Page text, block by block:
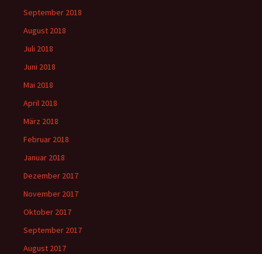
September 2018
August 2018
Juli 2018
Juni 2018
Mai 2018
April 2018
März 2018
Februar 2018
Januar 2018
Dezember 2017
November 2017
Oktober 2017
September 2017
August 2017